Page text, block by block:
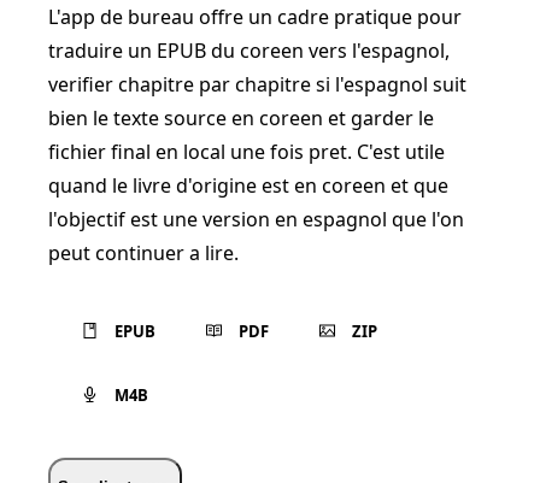
L'app de bureau offre un cadre pratique pour
traduire un EPUB du coreen vers l'espagnol,
verifier chapitre par chapitre si l'espagnol suit
bien le texte source en coreen et garder le
fichier final en local une fois pret. C'est utile
quand le livre d'origine est en coreen et que
l'objectif est une version en espagnol que l'on
peut continuer a lire.
EPUB PDF ZIP
M4B